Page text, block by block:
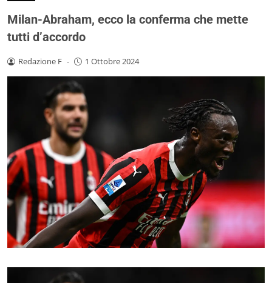
Milan-Abraham, ecco la conferma che mette
tutti d’accordo
Redazione F - 1 Ottobre 2024